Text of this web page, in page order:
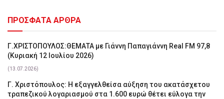
ΠΡΟΣΦΑΤΑ ΑΡΘΡΑ
Γ.ΧΡΙΣΤΟΠΟΥΛΟΣ:ΘΕΜΑΤΑ με Γιάννη Παπαγιάννη Real FM 97,8
(Κυριακή 12 Ιουλίου 2026)
(13.07.2026)
Γ. Χριστόπουλος: Η εξαγγελθείσα αύξηση του ακατάσχετου
τραπεζικού λογαριασμού στα 1.600 ευρώ θέτει εύλογα την